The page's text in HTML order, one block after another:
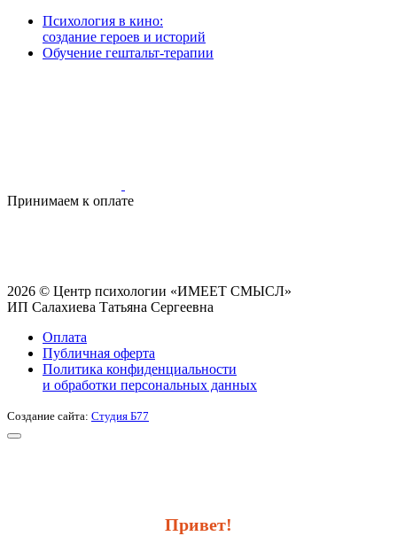
Психология в кино:
создание героев и историй
Обучение гештальт-терапии
Принимаем к оплате
2026 © Центр психологии «ИМЕЕТ СМЫСЛ»
ИП Салахиева Татьяна Сергеевна
Оплата
Публичная оферта
Политика конфиденциальности
и обработки персональных данных
Создание сайта: Студия Б77
Привет!